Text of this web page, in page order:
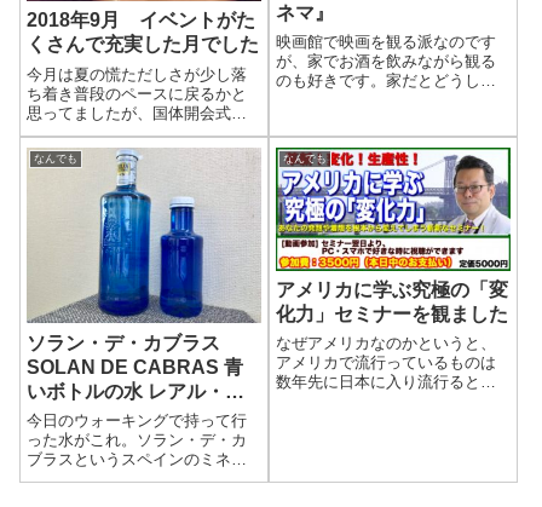
2018年9月 イベントがた
くさんで充実した月でした
今月は夏の慌ただしさが少し落
ち着き普段のペースに戻るかと
思ってましたが、国体開会式の
演技の練習・本番、ライブイベ
ント、ワインのイベントに行っ
たり、誕生日を祝ってもらった
りと、夏ほどではないにしろバ
タバタしてました。仲間たちと
色々楽しめて充実...
ネマ』
映画館で映画を観る派なのです
が、家でお酒を飲みながら観る
のも好きです。家だとどうして
す。ただたくさんある中からコ
レというものを選ぶのに、時間
がかかってしまいませんか？そ
んな時に知ったMI...
なんでも
ソラン・デ・カブラス
SOLAN DE CABRAS 青
いボトルの水 レアル・マ
ドリード公式ミネラルウォ
ーター
今日のウォーキングで持って行
った水がこれ。ソラン・デ・カ
ブラスというスペインのミネラ
ルウォーターです。昨日1リッタ
なんでも
アメリカに学ぶ究極の「変
化力」セミナーを観ました
なぜアメリカなのかというと、
アメリカで流行っているものは
数年先に日本に入り流行るとい
先生が、流行だけではなく、ア